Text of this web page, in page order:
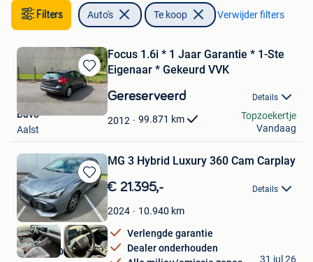
Filters Auto's Te koop Verwijder filters
Bewaren
in
Mijn
Favorieten
Focus 1.6i * 1 Jaar Garantie * 1-Ste
Eigenaar * Gekeurd VVK
Gereserveerd Details
2012 99.871 km
Davo
Aalst
Topzoekertje
Vandaag
Bewaren
in
Mijn
Favorieten
MG 3 Hybrid Luxury 360 Cam Carplay
€ 21.395,- Details
2024 10.940 km
Verlengde garantie
Dealer onderhouden
GARAGE DECLERCK
31 jul 26